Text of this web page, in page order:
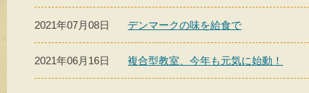
2021年07月08日 デンマークの味を給食で
2021年06月16日 複合型教室、今年も元気に始動！